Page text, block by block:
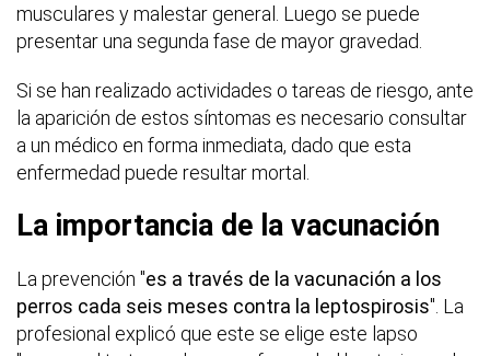
musculares y malestar general. Luego se puede
presentar una segunda fase de mayor gravedad.
Si se han realizado actividades o tareas de riesgo, ante
la aparición de estos síntomas es necesario consultar
a un médico en forma inmediata, dado que esta
enfermedad puede resultar mortal.
La importancia de la vacunación
La prevención "es a través de la vacunación a los
perros cada seis meses contra la leptospirosis". La
profesional explicó que este se elige este lapso